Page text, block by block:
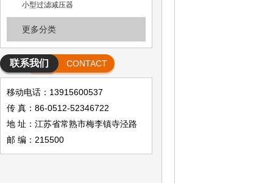
小型过滤减压器
更多分类
联系我们 CONTACT
移动电话：13915600537
传 真：86-0512-52346722
地 址：江苏省常熟市梅李镇寺泾路
邮 编：215500